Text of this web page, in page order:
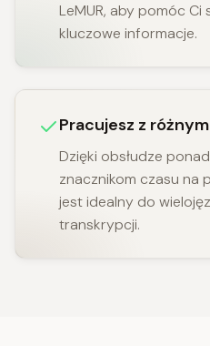
LeMUR, aby pomóc
kluczowe informacje.
Pracujesz z
Dzięki obsłudze
znacznikom czasu na
jest idealny do
transkrypcji.